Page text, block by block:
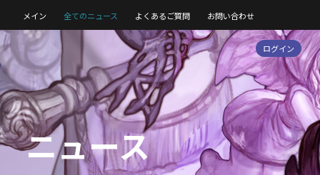
メイン 全てのニュース よくあるご質問 お問い合わせ
ログイン
ニュース